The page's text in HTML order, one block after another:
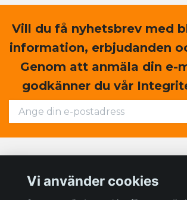
Vill du få nyhetsbrev med
information, erbjudanden
Genom att anmäla din e-
godkänner du vår
Vi använder cookies